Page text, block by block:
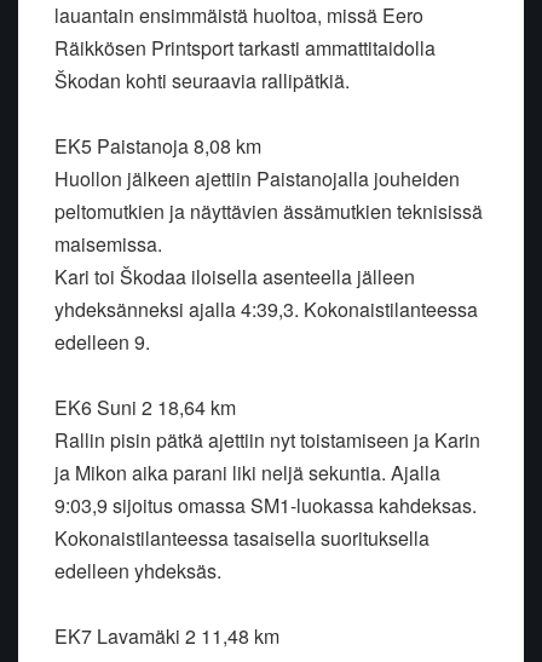
lauantain ensimmäistä huoltoa, missä Eero
Räikkösen Printsport tarkasti ammattitaidolla
Škodan kohti seuraavia rallipätkiä.
EK5 Paistanoja 8,08 km
Huollon jälkeen ajettiin Paistanojalla jouheiden
peltomutkien ja näyttävien ässämutkien teknisissä
maisemissa.
Kari toi Škodaa iloisella asenteella jälleen
yhdeksänneksi ajalla 4:39,3. Kokonaistilanteessa
edelleen 9.
EK6 Suni 2 18,64 km
Rallin pisin pätkä ajettiin nyt toistamiseen ja Karin
ja Mikon aika parani liki neljä sekuntia. Ajalla
9:03,9 sijoitus omassa SM1-luokassa kahdeksas.
Kokonaistilanteessa tasaisella suorituksella
edelleen yhdeksäs.
EK7 Lavamäki 2 11,48 km